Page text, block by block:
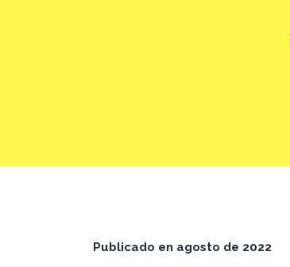
Publicado en agosto de 2022